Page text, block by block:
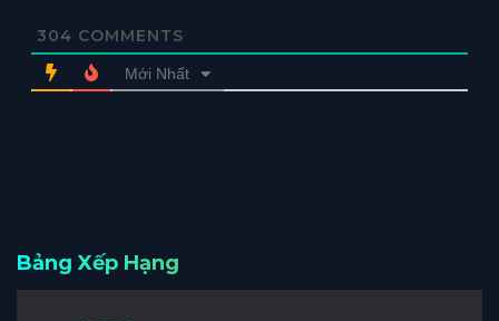
304 COMMENTS
Mới Nhất
Bảng Xếp Hạng